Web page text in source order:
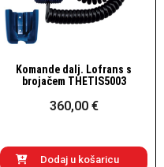
Brzi pogled
Komande dalj. Lofrans s
brojačem THETIS5003
360,00 €
Dodaj u košaricu